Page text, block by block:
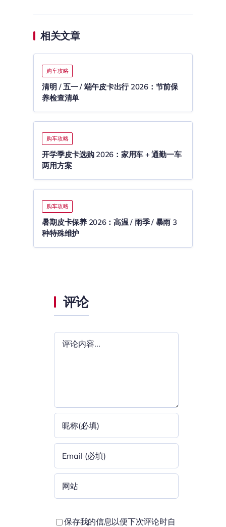
相关文章
购车攻略
清明 / 五一 / 端午皮卡出行 2026：节前保
养检查清单
购车攻略
开学季皮卡选购 2026：家用车 + 通勤一车
两用方案
购车攻略
暑期皮卡保养 2026：高温 / 雨季 / 暴雨 3
种特殊维护
评论
保存我的信息以便下次评论时自